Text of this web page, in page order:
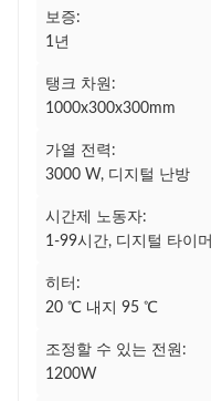
보증:
1년
탱크 차원:
1000x300x300mm
가열 전력:
3000 W, 디지털 난방
시간제 노동자:
1-99시간, 디지털 타이머
히터:
20 ℃ 내지 95 ℃
조정할 수 있는 전원:
1200W